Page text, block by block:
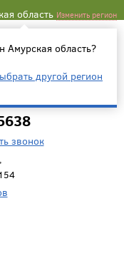
область Изменить регион
Амурская область?
другой регион
звонок